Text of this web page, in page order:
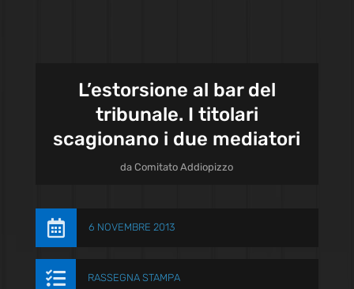
L’estorsione al bar del
tribunale. I titolari
scagionano i due mediatori
daComitato Addiopizzo
 6 NOVEMBRE 2013
 RASSEGNA STAMPA